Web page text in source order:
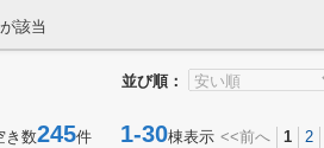
該当
並び順：
き数245件 1-30棟表示 <<前へ 1 2